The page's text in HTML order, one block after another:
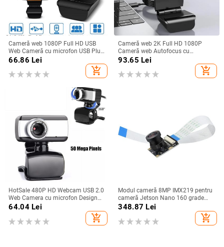
Cameră web 1080P Full HD USB
Web Cameră cu microfon USB Plug
And Play Apel video Web Cam
pentru PC Computer Desktop
Gamer Webcast
66.86 Lei
add_shopping_cart
Cameră web 2K Full HD 1080P
Cameră web Autofocus cu
microfon Cameră web USB pentru
PC Computer Mac Laptop Cameră
web de birou
93.65 Lei
add_shopping_cart
HotSale 480P HD Webcam USB 2.0
Web Camera cu microfon Design
flexibil rotativ pentru desktop,
laptop, PC, suport pentru sistemul
Windows
64.04Lei
add_shopping_cart
Modul cameră 8MP IMX219 pentru
cameră Jetson Nano 160 grade
FOV 3280 X 2464 cu cablu plat
348.87 Lei
add_shopping_cart